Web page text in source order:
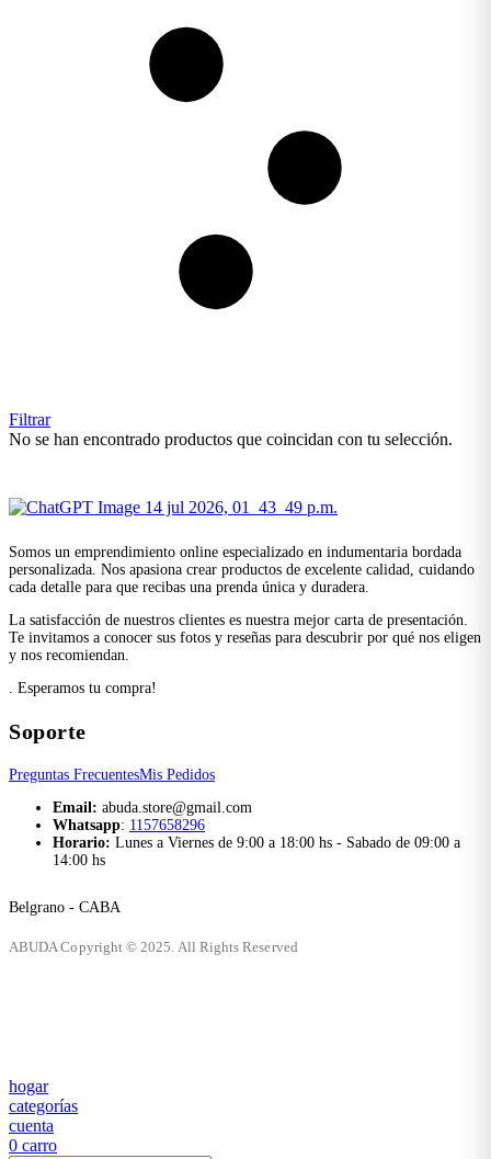
Filtrar
No se han encontrado productos que coincidan con tu selección.
Somos un emprendimiento online especializado en indumentaria bordada
personalizada. Nos apasiona crear productos de excelente calidad, cuidando
cada detalle para que recibas una prenda única y duradera.
La satisfacción de nuestros clientes es nuestra mejor carta de presentación.
Te invitamos a conocer sus fotos y reseñas para descubrir por qué nos eligen
y nos recomiendan.
. Esperamos tu compra!
Soporte
Preguntas FrecuentesMis Pedidos
Email: abuda.store@gmail.com
Whatsapp: 1157658296
Horario: Lunes a Viernes de 9:00 a 18:00 hs - Sabado de 09:00 a
14:00 hs
Belgrano - CABA
ABUDA Copyright © 2025. All Rights Reserved
hogar
categorías
cuenta
0 carro